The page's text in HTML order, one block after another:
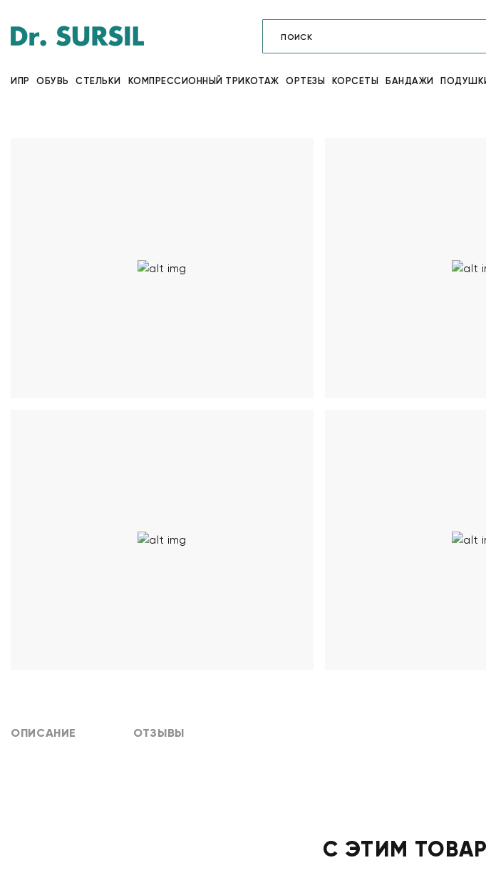
ИПР ОБУВЬ СТЕЛЬКИ КОМПРЕССИОННЫЙ ТРИКОТАЖ ОРТЕЗЫ КОРСЕТЫ БАНДАЖИ
ОПИСАНИЕ ОТЗЫВЫ
С ЭТИМ